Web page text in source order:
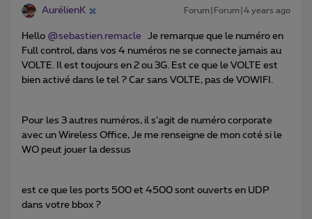
AurélienK Forum|Forum|4 years ago
Hello @sebastien.remacle Je remarque que le numéro en
Full control, dans vos 4 numéros ne se connecte jamais au
VOLTE. Il est toujours en 2 ou 3G. Est ce que le VOLTE est
bien activé dans le tel ? Car sans VOLTE, pas de VOWIFI.
Pour les 3 autres numéros, il s’agit de numéro corporate
avec un Wireless Office, Je me renseigne de mon coté si le
WO peut jouer la dessus
est ce que les ports 500 et 4500 sont ouverts en UDP
dans votre bbox ?